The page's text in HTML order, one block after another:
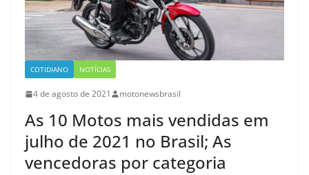
COTIDIANO NOTÍCIAS
4 de agosto de 2021 motonewsbrasil
As 10 Motos mais vendidas em
julho de 2021 no Brasil; As
vencedoras por categoria